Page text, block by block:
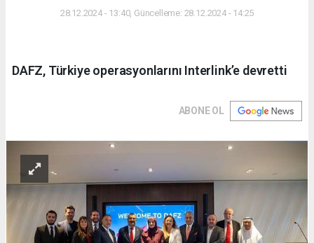
28.12.2024 - 13:40, Güncelleme: 28.12.2024 - 14:25
DAFZ, Türkiye operasyonlarını Interlink’e devretti
ABONE OL